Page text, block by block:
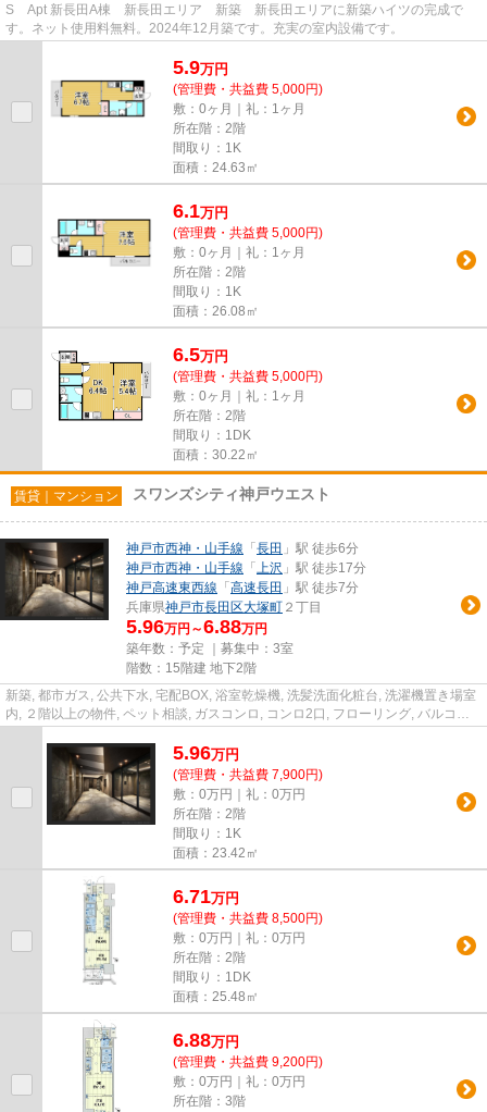
S Apt 新長田A棟 新長田エリア 新築 新長田エリアに新築ハイツの完成で
す。ネット使用料無料。2024年12月築です。充実の室内設備です。
5.9万円
(管理費・共益費 5,000円)
敷：0ヶ月｜礼：1ヶ月
所在階：2階
間取り：1K
面積：24.63㎡
6.1万円
(管理費・共益費 5,000円)
敷：0ヶ月｜礼：1ヶ月
所在階：2階
間取り：1K
面積：26.08㎡
6.5万円
(管理費・共益費 5,000円)
敷：0ヶ月｜礼：1ヶ月
所在階：2階
間取り：1DK
面積：30.22㎡
賃貸｜マンション スワンズシティ神戸ウエスト
神戸市西神・山手線 「 長田 」駅 徒歩6分
神戸市西神・山手線 「 上沢 」駅 徒歩17分
神戸高速東西線 「 高速長田 」駅 徒歩7分
兵庫県神戸市長田区大塚町 ２丁目
5.96万円～6.88万円
築年数：予定 ｜募集中： 3室
階数：15階建 地下2階
新築, 都市ガス, 公共下水, 宅配BOX, 浴室乾燥機, 洗髪洗面化粧台, 洗濯機置き場室
内, ２階以上の物件, ペット相談, ガスコンロ, コンロ2口, フローリング, バルコニ
5.96万円
(管理費・共益費 7,900円)
敷：0万円｜礼：0万円
所在階：2階
間取り：1K
面積：23.42㎡
6.71万円
(管理費・共益費 8,500円)
敷：0万円｜礼：0万円
所在階：2階
間取り：1DK
面積：25.48㎡
6.88万円
(管理費・共益費 9,200円)
敷：0万円｜礼：0万円
所在階：3階